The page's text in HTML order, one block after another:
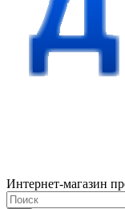
Интернет-магазин